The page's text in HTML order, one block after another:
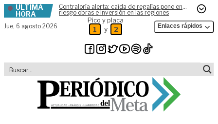
Skip to content
ÚLTIMA
HORA
Contraloría alerta: caída de regalías pone en
riesgo obras e inversión en las regiones
Jue, 6 agosto 2026
Pico y placa
1 y 2 Enlaces rápidos